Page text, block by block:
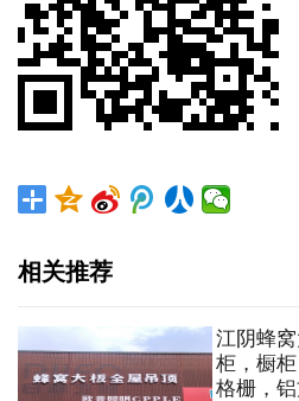
相关推荐
江阴蜂
柜，橱
格栅，